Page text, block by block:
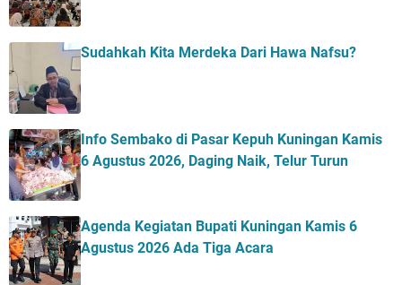
Sudahkah Kita Merdeka Dari Hawa Nafsu?
Info Sembako di Pasar Kepuh Kuningan Kamis
6 Agustus 2026, Daging Naik, Telur Turun
Agenda Kegiatan Bupati Kuningan Kamis 6
Agustus 2026 Ada Tiga Acara